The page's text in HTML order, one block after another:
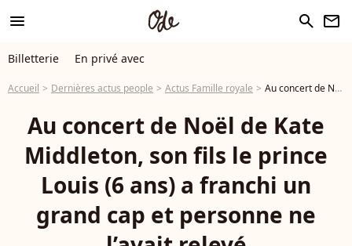
menu search newsletter
Billetterie En privé avec
Accueil Dernières actus people Actus Famille royale Au concert de Noël de Kate Middleton, son fils le prince Louis (6 ans) a franchi un grand cap et personne ne l’avait relevé
Au concert de Noël de Kate
Middleton, son fils le prince
Louis (6 ans) a franchi un
grand cap et personne ne